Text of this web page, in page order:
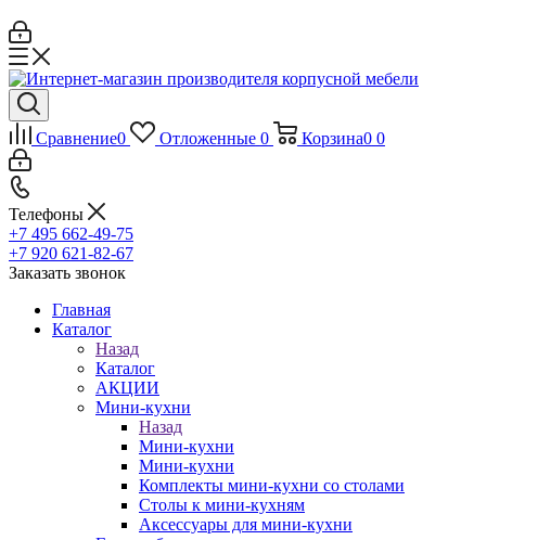
Сравнение0 Отложенные 0 Корзина0 0
Телефоны
+7 495 662-49-75
+7 920 621-82-67
Заказать звонок
Главная
Каталог
Назад
Каталог
АКЦИИ
Мини-кухни
Назад
Мини-кухни
Мини-кухни
Комплекты мини-кухни со столами
Столы к мини-кухням
Аксессуары для мини-кухни